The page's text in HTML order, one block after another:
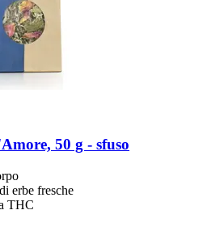
50 g -​ sfuso
erbe fresche
THC